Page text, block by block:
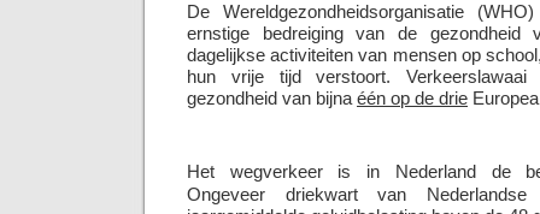
De Wereldgezondheidsorganisatie
ernstige bedreiging van de
dagelijkse activiteiten van mensen op
hun vrije tijd verstoort.
gezondheid van bijna één op de drie
Het wegverkeer is in Nederland de
Ongeveer driekwart van